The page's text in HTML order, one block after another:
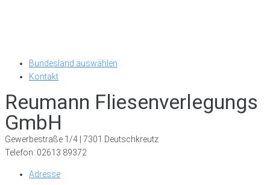
Bundesland auswählen
Kontakt
Reumann Fliesenverlegungs
GmbH
Gewerbestraße 1/4 | 7301 Deutschkreutz
Telefon: 02613 89372
Adresse